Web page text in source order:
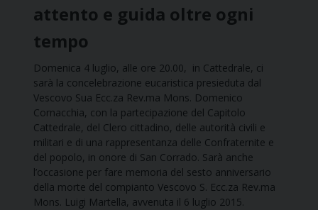
attento e guida oltre ogni
tempo
Domenica 4 luglio, alle ore 20.00, in Cattedrale, ci
sarà la concelebrazione eucaristica presieduta dal
Vescovo Sua Ecc.za Rev.ma Mons. Domenico
Cornacchia, con la partecipazione del Capitolo
Cattedrale, del Clero cittadino, delle autorità civili e
militari e di una rappresentanza delle Confraternite e
del popolo, in onore di San Corrado. Sarà anche
l’occasione per fare memoria del sesto anniversario
della morte del compianto Vescovo S. Ecc.za Rev.ma
Mons. Luigi Martella, avvenuta il 6 luglio 2015.